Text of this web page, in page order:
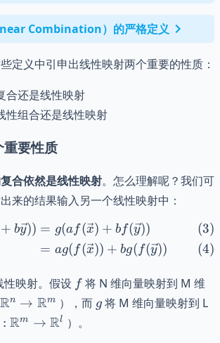
Combination）的严格定义
定义中引申出线性映射两个重要的性质：
合还是线性映射
性组合还是线性映射
重要性质
合依然是线性映射。怎么理解呢？我们可
来的结果输入另一个线性映射中：
\begin{align}
+ by)) = g(af(x) + bf(y))
= ag( f(x)) + bg( f(y))
映射。假设 ff将 N 维向量映射到 M 维
Rn → Rm ），而 g
g 将 M 维向量映射到 L
: Rm → Rl
）。